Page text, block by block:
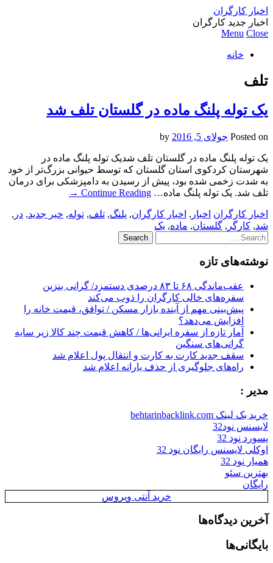
اخبار کارگران
اخبار جدید کارگران
Menu Close
خانه
تلف
یک توله پلنگ ماده در گلستان تلف شد
Posted on جولای 5, 2016
یک توله پلنگ ماده در گلستان تلف شدیک توله پلنگ ماده در
شهرستان کردکوی استان گلستان که توسط حیوانی بزرگ‌تر از خود
به شدت زخمی شده بود، پیش از رسیدن به دامپزشکی برای درمان
تلف شد. یک توله پلنگ ماده… Continue Reading
→
اخبار کارگران اخبار , اخبار کارگران, پلنگ, تلف, توله, خبر جدید, در ,
شد, کارگر , گلستان, ماده, یک
Search
for:
نوشته‌های تازه
عقب‌ماندگی ۶۸ تا ۸۳ درصدی دستمزد/ گرانی بنزین
سفره‌های خالی کارگران را ذوب می‌کند
پیش‌بینی مهم از آینده بازار مسکن / توافق، قیمت خانه را
افزایش می‌دهد؟
آمار تازه از سفره ایرانی‌ها / کاهش قیمت چند کالا زیر سایه
گرانی‌های سنگین
سقف جدید کارت به کارت و انتقال پول اعلام شد
راه‌های جلوگیری از حذف یارانه اعلام شد
مدیر :
خرید بک لینک behtarinbacklink.com
لایسنس نود32
پسورد نود 32
اوکلی لایسنس رایگان نود 32
همیار نود 32
بهترین سئو
رایگان
خرید آنتی ویروس
آخرین دیدگاه‌ها
بایگانی‌ها